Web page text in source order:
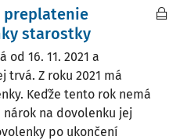
preplatenie
starostky
16. 11. 2021 a
trvá. Z roku 2021 má
Keďže tento rok nemá
na dovolenku jej
po ukončení